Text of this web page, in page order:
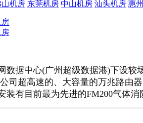
山机房 东莞机房 中山机房 汕头机房 惠
房
房
中心(广州超级数据港)下设较场
司超高速的、大容量的万兆路由
装有目前最为先进的FM200气体